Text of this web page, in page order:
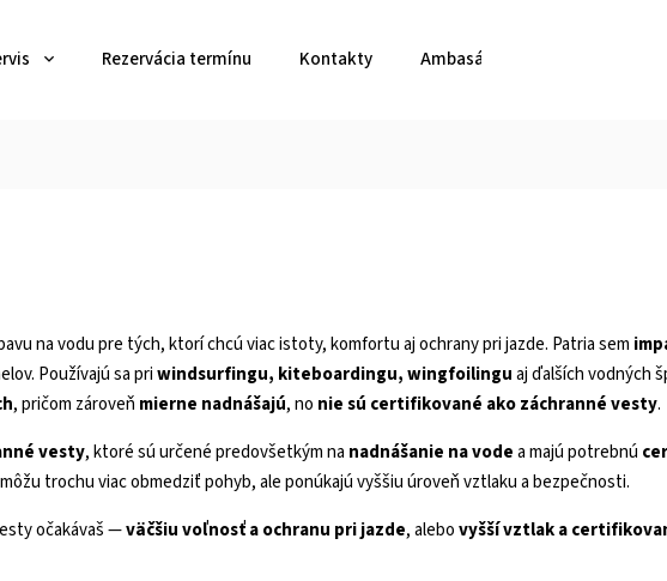
Rezervácia termínu Kontakty Ambasádori
na vodu pre tých, ktorí chcú viac istoty, komfortu aj ochrany pri jazde. Patria sem
Používajú sa priwindsurfingu, kiteboardingu, wingfoilinguaj ďalších vodných
, pričom zároveň mierne nadnášajú, no nie sú certifikované ako záchranné vesty.
vesty, ktoré sú určené predovšetkým na nadnášanie na vodea majú potrebnú
trochu viac obmedziť pohyb, ale ponúkajú vyššiu úroveň vztlaku a bezpečnosti.
očakávaš —väčšiu voľnosť a ochranu pri jazde, alebovyšší vztlak a